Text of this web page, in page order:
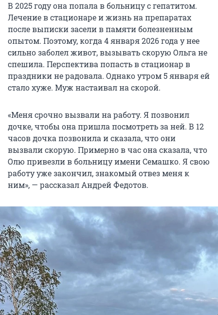
В 2025 году она попала в больницу с гепатитом.
Лечение в стационаре и жизнь на препаратах
после выписки засели в памяти болезненным
опытом. Поэтому, когда 4 января 2026 года у нее
сильно заболел живот, вызывать скорую Ольга не
спешила. Перспектива попасть в стационар в
праздники не радовала. Однако утром 5 января ей
стало хуже. Муж настаивал на скорой.
«Меня срочно вызвали на работу. Я позвонил
дочке, чтобы она пришла посмотреть за ней. В 12
часов дочка позвонила и сказала, что они
вызвали скорую. Примерно в час она сказала, что
Олю привезли в больницу имени Семашко. Я свою
работу уже закончил, знакомый отвез меня к
ним», — рассказал Андрей Федотов.